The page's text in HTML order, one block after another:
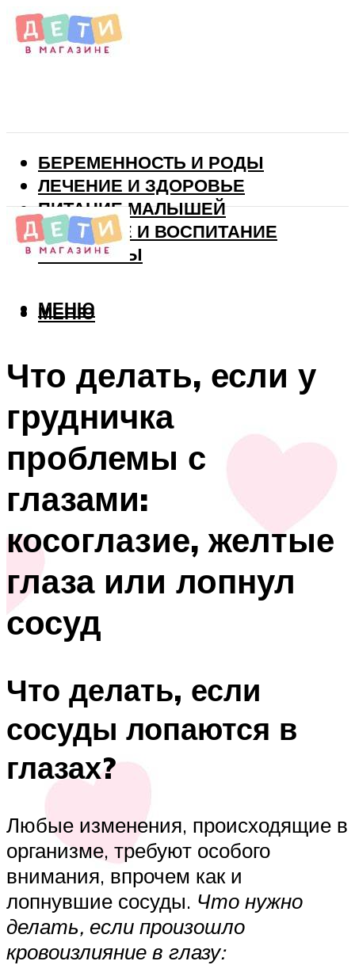
БЕРЕМЕННОСТЬ И РОДЫ
ЛЕЧЕНИЕ И ЗДОРОВЬЕ
ПИТАНИЕ МАЛЫШЕЙ
РАЗВИТИЕ И ВОСПИТАНИЕ
ВИТАМИНЫ
МЕНЮ
МЕНЮ
Что делать, если у
грудничка
проблемы с
глазами:
косоглазие, желтые
глаза или лопнул
сосуд
Что делать, если
сосуды лопаются в
глазах?
Любые изменения, происходящие в
организме, требуют особого
внимания, впрочем как и
лопнувшие сосуды. Что нужно
делать, если произошло
кровоизлияние в глазу: